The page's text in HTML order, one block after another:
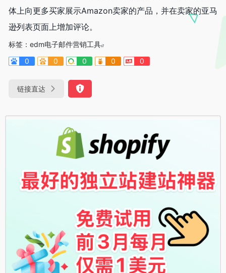
体上向更多买家展示Amazon卖家的产品，并在卖家的亚马
逊列表页面上增加评论。
标签： edm电子邮件营销工具
0
0 0 0 0
链接直达